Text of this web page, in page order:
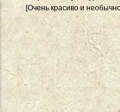
[Очень красиво и